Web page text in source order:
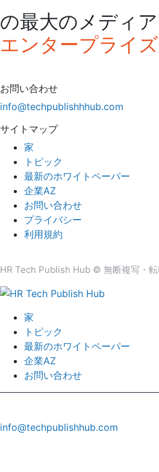
の最大のメディ
エンタープライ
お問い合わせ
info@techpublishhhub.com
サイトマップ
家
トピック
最新のホワイトペーパー
企業AZ
お問い合わせ
プライバシー
利用規約
HR Tech Publish Hub © 無断複写・転
家
トピック
最新のホワイトペーパー
企業AZ
お問い合わせ
info@techpublishhub.com